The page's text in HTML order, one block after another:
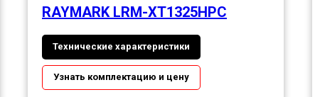
RAYMARK LRM-XT1325HPC
Технические характеристики
Узнать комплектацию и цену